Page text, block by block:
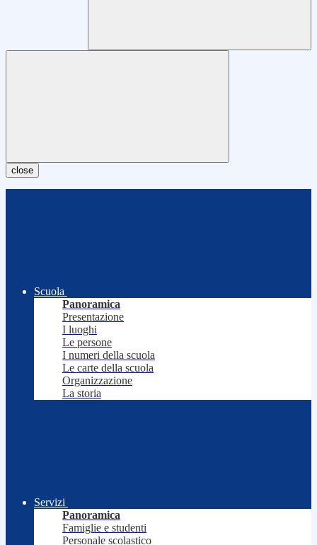
close
Scuola
Panoramica
Presentazione
I luoghi
Le persone
I numeri della scuola
Le carte della scuola
Organizzazione
La storia
Servizi
Panoramica
Famiglie e studenti
Personale scolastico